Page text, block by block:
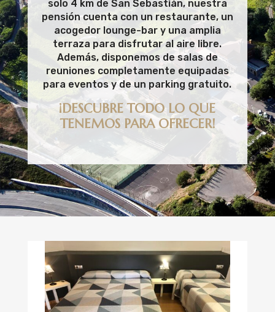
solo 4 km de San Sebastián, nuestra
pensión cuenta con un restaurante, un
acogedor lounge-bar y una amplia
terraza para disfrutar al aire libre.
Además, disponemos de salas de
reuniones completamente equipadas
para eventos y de un parking gratuito.
¡DESCUBRE TODO LO QUE
TENEMOS PARA OFRECER!